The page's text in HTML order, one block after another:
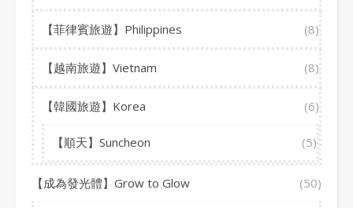
【菲律賓旅遊】Philippines (8)
【越南旅遊】Vietnam (8)
【韓國旅遊】Korea (6)
【順天】Suncheon (5)
【成為發光體】Grow to Glow (50)